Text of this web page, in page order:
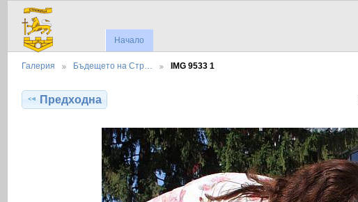
Начало
Галерия Бъдещето на Стр… IMG 9533 1
Предходна